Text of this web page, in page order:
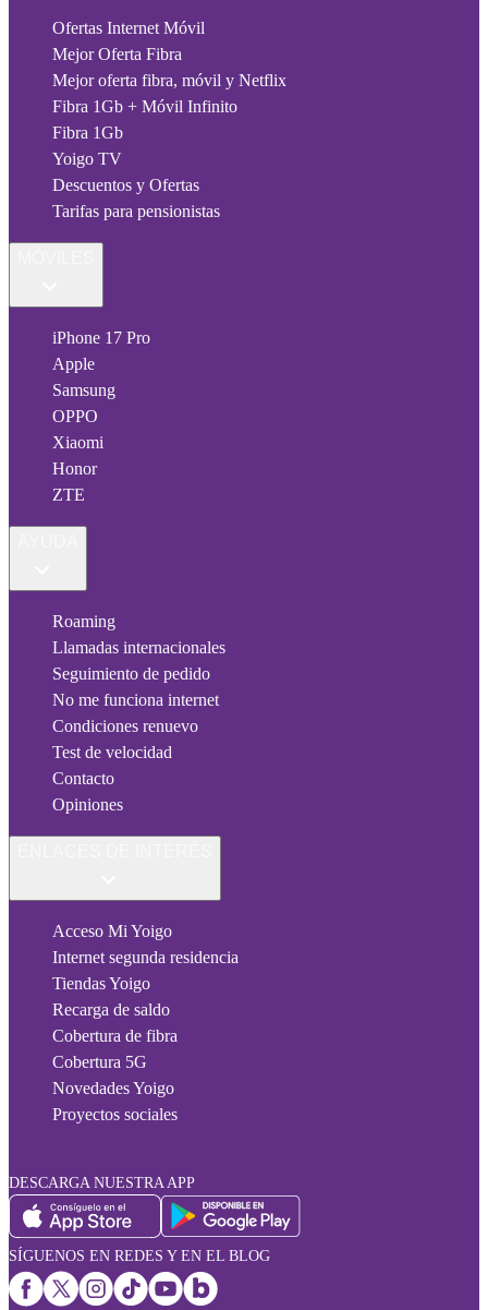
Ofertas Internet Móvil
Mejor Oferta Fibra
Mejor oferta fibra, móvil y Netflix
Fibra 1Gb + Móvil Infinito
Fibra 1Gb
Yoigo TV
Descuentos y Ofertas
Tarifas para pensionistas
iPhone 17 Pro
Apple
Samsung
OPPO
Xiaomi
Honor
ZTE
Roaming
Llamadas internacionales
Seguimiento de pedido
No me funciona internet
Condiciones renuevo
Test de velocidad
Contacto
Opiniones
Acceso Mi Yoigo
Internet segunda residencia
Tiendas Yoigo
Recarga de saldo
Cobertura de fibra
Cobertura 5G
Novedades Yoigo
Proyectos sociales
DESCARGA NUESTRA APP
SÍGUENOS EN REDES Y EN EL BLOG